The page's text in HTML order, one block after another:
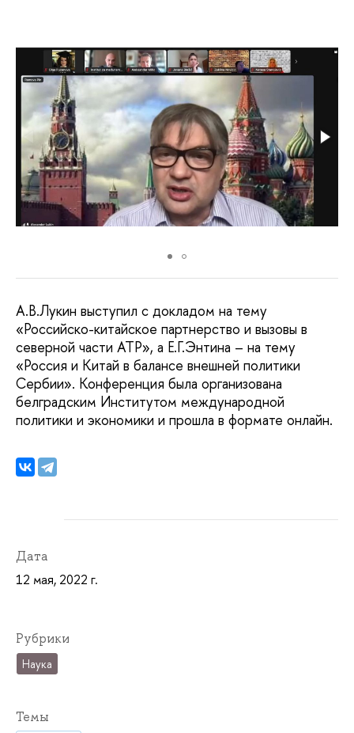
А.В.Лукин выступил с докладом на тему
«Российско-китайское партнерство и вызовы в
северной части АТР», а Е.Г.Энтина – на тему
«Россия и Китай в балансе внешней политики
Сербии». Конференция была организована
белградским Институтом международной
политики и экономики и прошла в формате онлайн.
Дата
12 мая, 2022 г.
Рубрики
Наука
Темы